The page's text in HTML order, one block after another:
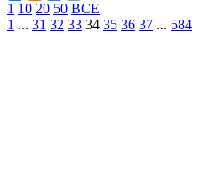
1 10 20 50 ВСЕ
1 ... 31 32 33 34 35 36 37 ... 584